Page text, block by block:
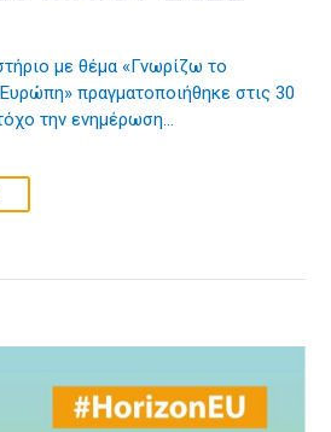
με θέμα «Γνωρίζω το
πραγματοποιήθηκε στις 30
την ενημέρωση…